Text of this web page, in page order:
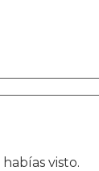
visto.